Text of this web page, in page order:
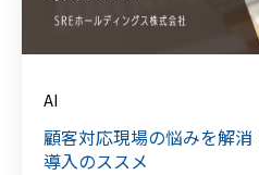
AI
顧客対応現場の悩みを解
導入のススメ